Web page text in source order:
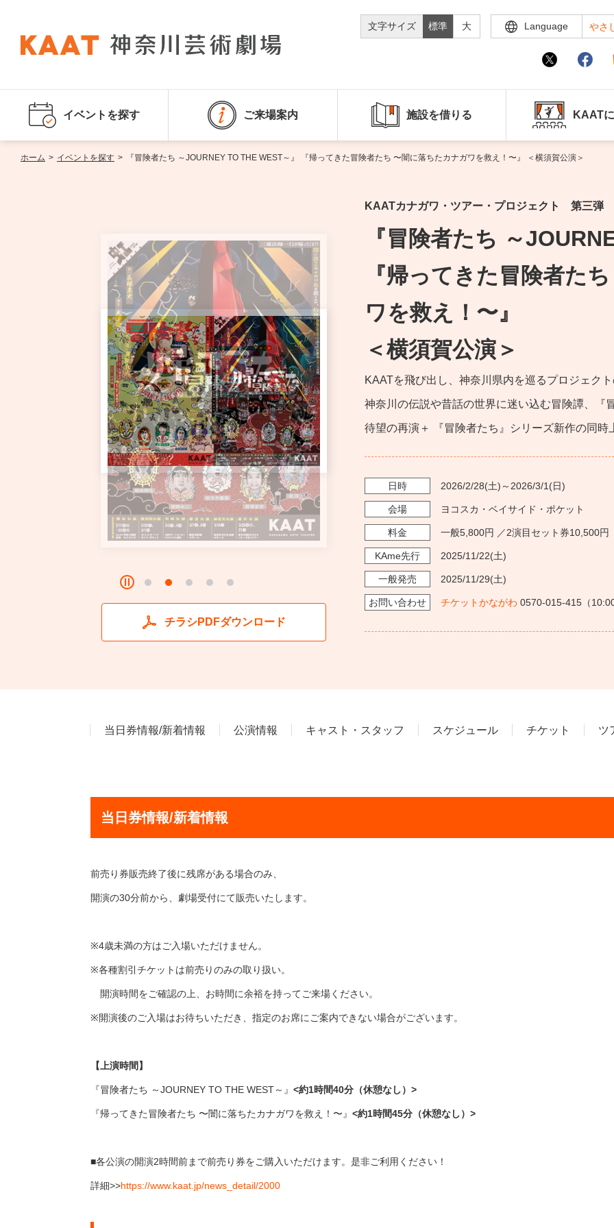
文字サイズ 標準 大 Language やさ
イベントを探す ご来場案内 施設を借りる KAAT
ホーム > イベントを探す > 『冒険者たち ～JOURNEY TO THE WEST～』 『帰ってきた冒険者たち 〜闇に落ちたカナガワを救え！〜』 ＜横須賀公演＞
チラシPDFダウンロード
KAATカナガワ・ツアー・プロジェクト 第三弾
『冒険者たち ～
『帰ってきた冒険者た
ワを救え！〜』
＜横須賀公演＞
KAATを飛び出し、神奈川県内を巡るプロジェク
神奈川の伝説や昔話の世界に迷い込む冒険譚、『
待望の再演＋ 『冒険者たち』シリーズ新作の同時
日時 2026/2/28(土)～ 2026/3/1 (日)
会場 ヨコスカ・ベイサイド・ポケット
料金 一般5,800円 ／2演目セット券10,500
KAme先行 2025/11/22(土)
一般発売 2025/11/29(土)
お問い合わせ チケットかながわ 0570-015-415（
当日券情報/新着情報 公演情報 キャスト・スタッフ スケジュール チケット ツ
当日券情報/新着情報
前売り券販売終了後に残席がある場合のみ、
開演の30分前から、劇場受付にて販売いたします。
※4歳未満の方はご入場いただけません。
※各種割引チケットは前売りのみの取り扱い。
開演時間をご確認の上、お時間に余裕を持ってご来場ください。
※開演後のご入場はお待ちいただき、指定のお席にご案内できない場合がございます。
【上演時間】
『冒険者たち ～JOURNEY TO THE WEST～』 <約1時間40分（休憩なし）>
『帰ってきた冒険者たち 〜闇に落ちたカナガワを救え！〜』 <約1時間45分（休憩なし）>
■各公演の開演2時間前まで前売り券をご購入いただけます。是非ご利用ください！
詳細>>https://www.kaat.jp/news_detail/2000